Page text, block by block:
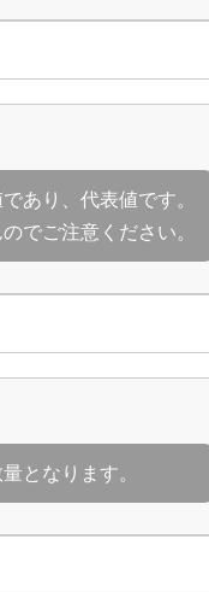
あり、代表値です。
でご注意ください。
となります。